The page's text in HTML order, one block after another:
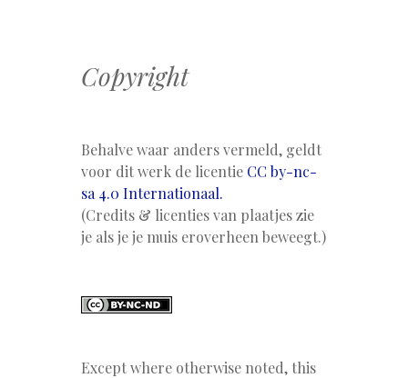
Copyright
Behalve waar anders vermeld, geldt
voor dit werk de licentie CC by-nc-
sa 4.0 Internationaal.
(Credits & licenties van plaatjes zie
je als je je muis eroverheen beweegt.)
Except where otherwise noted, this